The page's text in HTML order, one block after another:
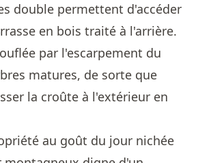
double permettent d'accéder
en bois traité à l'arrière.
par l'escarpement du
matures, de sorte que
la croûte à l'extérieur en